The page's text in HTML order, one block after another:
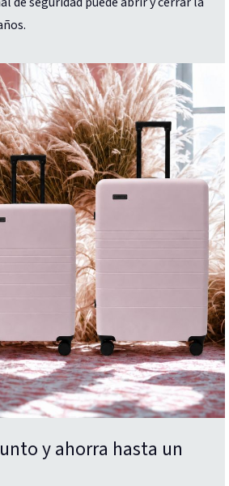
y ahorra hasta un